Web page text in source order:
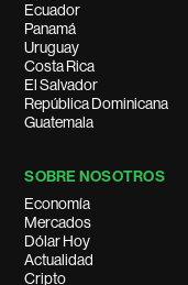
Ecuador
Panamá
Uruguay
Costa Rica
El Salvador
República Dominicana
Guatemala
SOBRE NOSOTROS
Economía
Mercados
Dólar Hoy
Actualidad
Cripto